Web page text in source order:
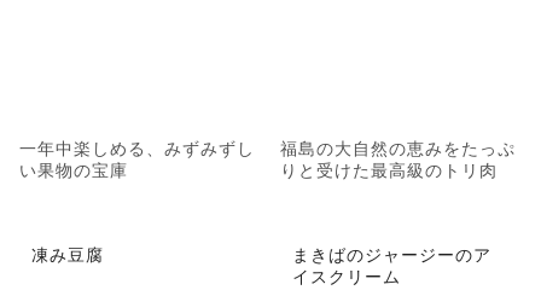
一年中楽しめる、みずみずし
い果物の宝庫
福島の大自然の恵みをたっぷ
りと受けた最高級のトリ肉
凍み豆腐
まきばのジャージーのア
イスクリーム